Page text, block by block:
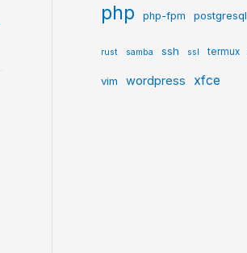
php php-fpm postgresql
rust samba ssh ssl termux
vim wordpress xfce